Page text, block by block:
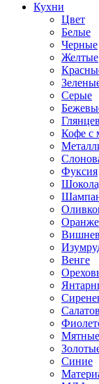
Кухни
Цвет
Белые
Черные
Желтые
Серые
Кофе с
Фуксия
Венге
Мятные
Синие